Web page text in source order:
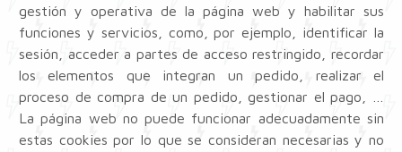
gestión y operativa de la página web y habilitar sus
funciones y servicios, como, por ejemplo, identificar la
sesión, acceder a partes de acceso restringido, recordar
los elementos que integran un pedido, realizar el
proceso de compra de un pedido, gestionar el pago, …
La página web no puede funcionar adecuadamente sin
estas cookies por lo que se consideran necesarias y no